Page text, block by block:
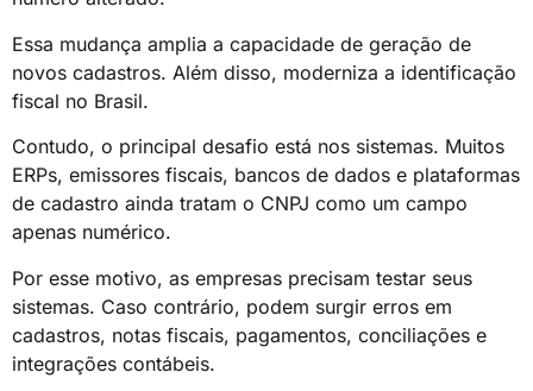
Essa mudança amplia a capacidade de geração de
novos cadastros. Além disso, moderniza a identificação
fiscal no Brasil.
Contudo, o principal desafio está nos sistemas. Muitos
ERPs, emissores fiscais, bancos de dados e plataformas
de cadastro ainda tratam o CNPJ como um campo
apenas numérico.
Por esse motivo, as empresas precisam testar seus
sistemas. Caso contrário, podem surgir erros em
cadastros, notas fiscais, pagamentos, conciliações e
integrações contábeis.